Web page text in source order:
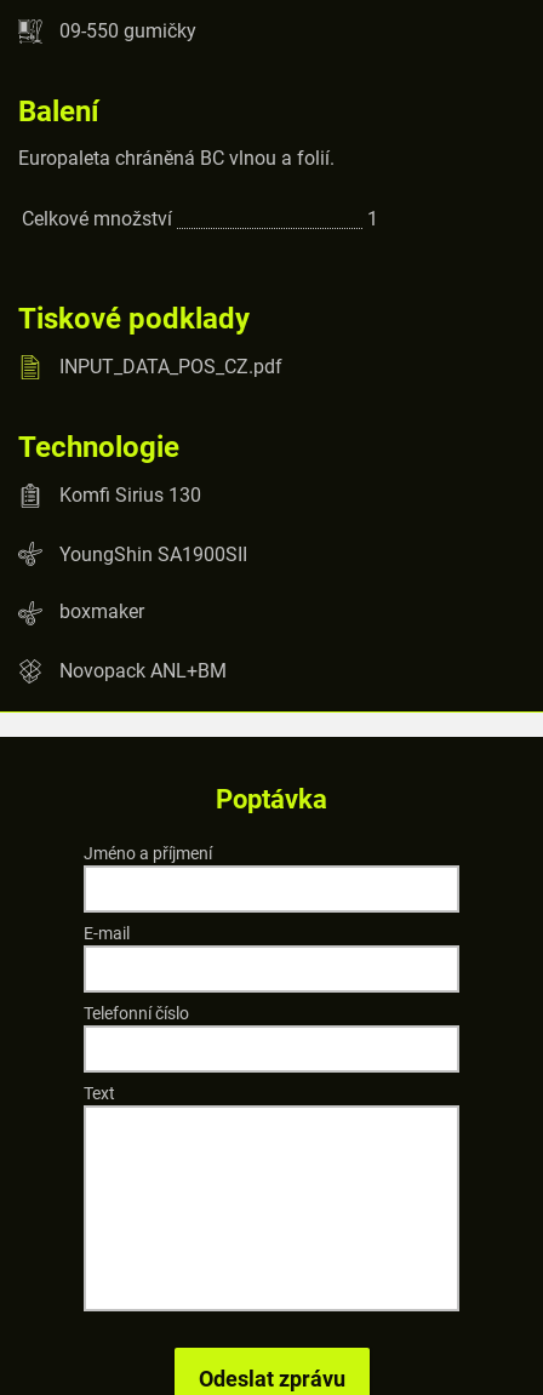
09-550 gumičky
Balení
Europaleta chráněná BC vlnou a folií.
Celkové množství 1
Tiskové podklady
INPUT_DATA_POS_CZ.pdf
Technologie
Komfi Sirius 130
YoungShin SA1900SII
boxmaker
Novopack ANL+BM
Poptávka
Jméno a příjmení
E-mail
Telefonní číslo
Text